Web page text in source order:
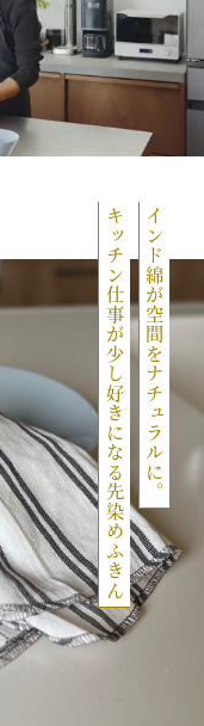
M
u
t
e
インド綿が空間をナチュラルに。
キッチン仕事が少し好きになる先染めふきん